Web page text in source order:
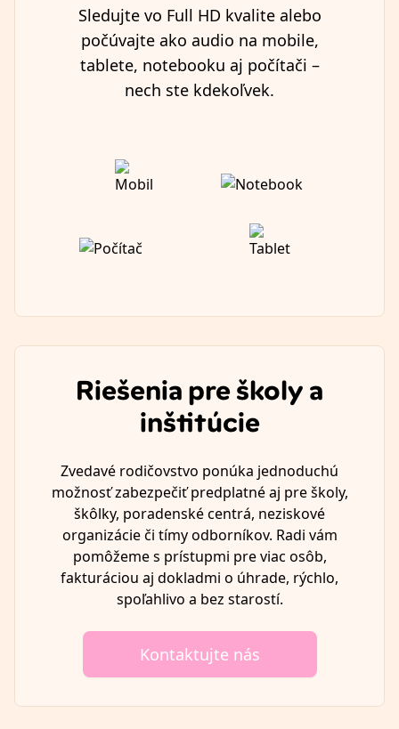
Sledujte vo Full HD kvalite alebo
počúvajte ako audio na mobile,
tablete, notebooku aj počítači –
nech ste kdekoľvek.
Riešenia pre školy a
inštitúcie
Zvedavé rodičovstvo ponúka jednoduchú
možnosť zabezpečiť predplatné aj pre školy,
škôlky, poradenské centrá, neziskové
organizácie či tímy odborníkov. Radi vám
pomôžeme s prístupmi pre viac osôb,
fakturáciou aj dokladmi o úhrade, rýchlo,
spoľahlivo a bez starostí.
Kontaktujte nás